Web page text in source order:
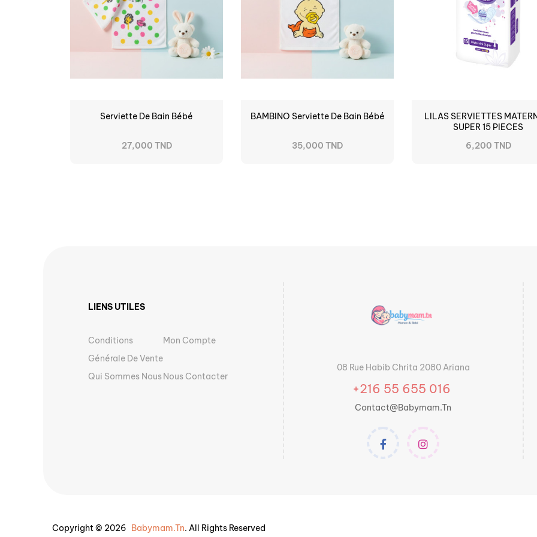
Serviette De Bain Bébé
27,000 TND
BAMBINO Serviette De Bain Bébé
35,000 TND
LILAS SERVIETTES
SUPER 15 PIECES
6,200 TND
LIENS UTILES
Conditions
Générale De Vente
Mon Compte
Qui Sommes NousNous Contacter
08 Rue Habib Chrita 2080 Ariana
+216 55 655 016
Contact@babymam.tn
Copyright © 2026 Babymam.tn. All Rights Reserved